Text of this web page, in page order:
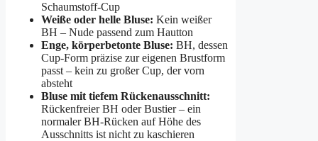
Schaumstoff-Cup
Weiße oder helle Bluse: Kein weißer
BH – Nude passend zum Hautton
Enge, körperbetonte Bluse: BH, dessen
Cup-Form präzise zur eigenen Brustform
passt – kein zu großer Cup, der vorn
absteht
Bluse mit tiefem Rückenausschnitt:
Rückenfreier BH oder Bustier – ein
normaler BH-Rücken auf Höhe des
Ausschnitts ist nicht zu kaschieren